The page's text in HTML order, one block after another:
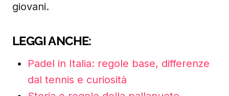
giovani.
LEGGI ANCHE:
Padel in Italia: regole base, differenze
dal tennis e curiosità